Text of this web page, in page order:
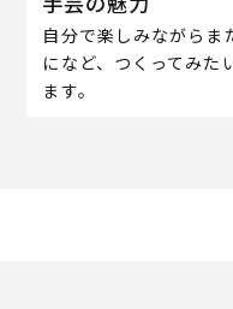
自分で楽しみながらま
になど、つくってみた
ます。